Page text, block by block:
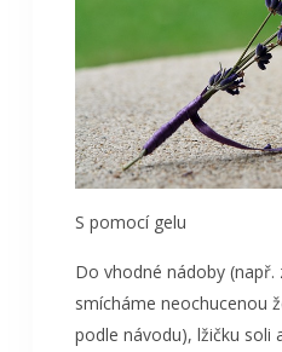
S pomocí gelu
Do vhodné nádoby (např.
smícháme neochucenou
podle návodu), lžičku soli